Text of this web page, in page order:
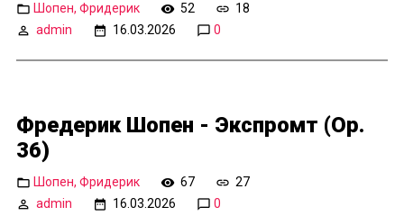
Шопен, Фридерик 52
18
admin
16.03.2026 0
Фредерик Шопен - Экспромт (Op.
36)
Шопен, Фридерик 67
27
admin
16.03.2026 0